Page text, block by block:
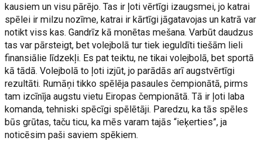
kausiem un visu pārējo. Tas ir ļoti vērtīgi izaugsmei, jo katrai
spēlei ir milzu nozīme, katrai ir kārtīgi jāgatavojas un katrā var
notikt viss kas. Gandrīz kā monētas mešana. Varbūt daudzus
tas var pārsteigt, bet volejbolā tur tiek ieguldīti tiešām lieli
finansiālie līdzekļi. Es pat teiktu, ne tikai volejbolā, bet sportā
kā tādā. Volejbolā to ļoti izjūt, jo parādās arī augstvērtīgi
rezultāti. Rumāņi tikko spēlēja pasaules čempionātā, pirms
tam izcīnīja augstu vietu Eiropas čempionātā. Tā ir ļoti laba
komanda, tehniski spēcīgi spēlētāji. Paredzu, ka tās spēles
būs grūtas, taču ticu, ka mēs varam tajās “ieķerties”, ja
noticēsim paši saviem spēkiem.